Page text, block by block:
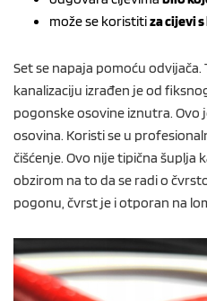
može se koristitiza cijevi
Set se napaja pomoću odvijača.
kanalizaciju izrađen je od
pogonske osovine iznutra. Ovo
osovina. Koristi se u
čišćenje. Ovo nije tipična šuplja
obzirom na to da se radi o
pogonu, čvrst je i otporan na